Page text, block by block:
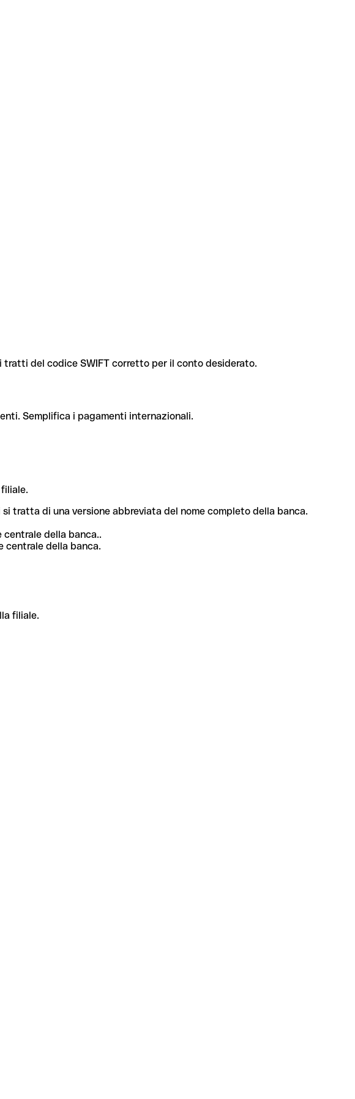
del codice SWIFT corretto per il conto desiderato.
Semplifica i pagamenti internazionali.
tratta di una versione abbreviata del nome completo della banca.
della banca..
centrale della banca.
filiale.
per l’elaborazione dei pagamenti tra diversi Paesi.
bonifico internazionale.
casi, le banche preferiscono avere un codice SWIFT dedicato per ogni
termina con XXX, significa che è il codice SWIFT della sede centrale.
che non gestisce il conto del destinatario e stornare il pagamento.
annullare la transazione.